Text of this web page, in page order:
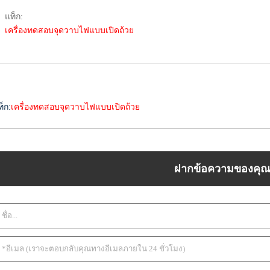
แท็ก:
เครื่องทดสอบจุดวาบไฟแบบเปิดถ้วย
ก:เครื่องทดสอบจุดวาบไฟแบบเปิดถ้วย
ฝากข้อความของคุณ